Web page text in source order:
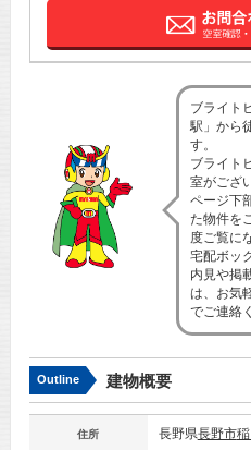
ブライト
駅」から
す。
ブライト
室がござ
ページ下
た物件を
度ご覧に
宅配ボッ
内見や掲
は、お気
でご連絡
Outline 建物概要
住所 長野県長野市